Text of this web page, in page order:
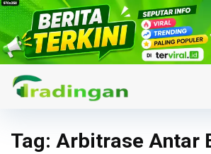
Tag: Arbitrase Antar